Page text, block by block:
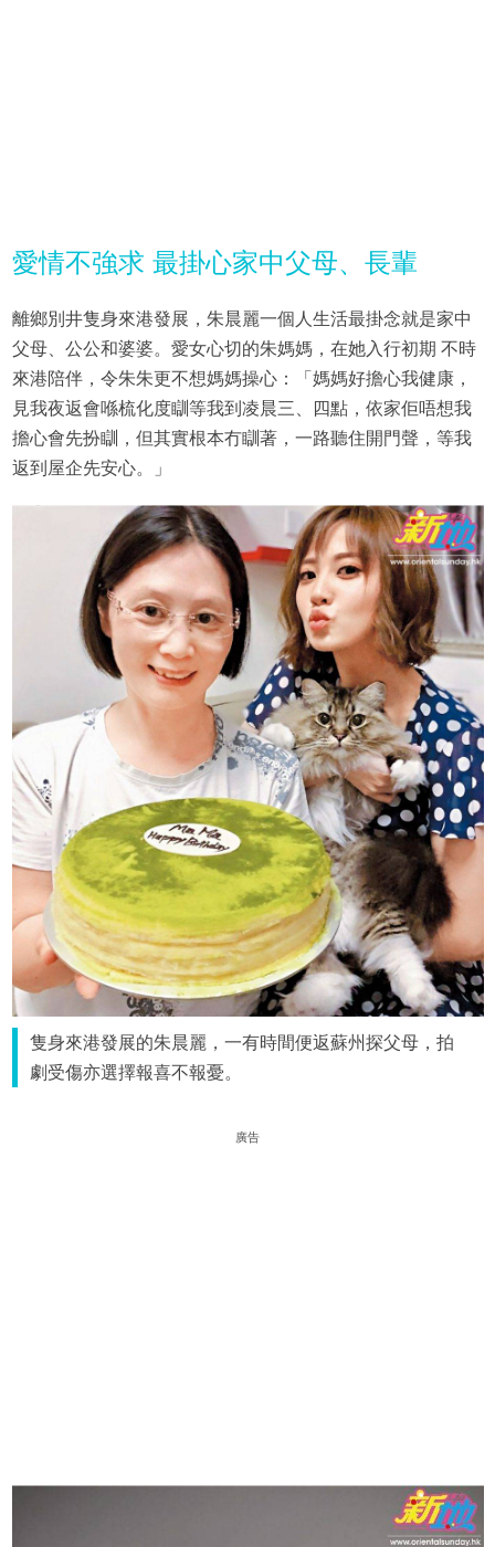
愛情不強求 最掛心家中父母、長輩
離鄉別井隻身來港發展，朱晨麗一個人生活最掛念就是家中
父母、公公和婆婆。愛女心切的朱媽媽，在她入行初期 不時
來港陪伴，令朱朱更不想媽媽操心：「媽媽好擔心我健康，
見我夜返會喺梳化度瞓等我到凌晨三、四點，依家佢唔想我
擔心會先扮瞓，但其實根本冇瞓著，一路聽住開門聲，等我
返到屋企先安心。」
隻身來港發展的朱晨麗，一有時間便返蘇州探父母，拍
劇受傷亦選擇報喜不報憂。
廣告